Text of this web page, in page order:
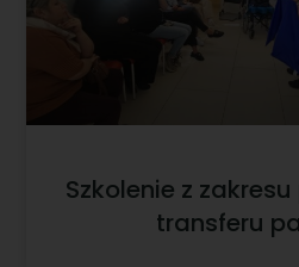
Szkolenie z
transferu